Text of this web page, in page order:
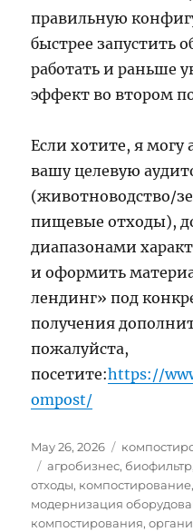
правильную
быстрее запустить
работать и раньше
эффект во втором
Если хотите, я могу
вашу целевую
(животноводство/
пищевые отходы),
диапазонами
и оформить
лендинг» под
получения
пожалуйста,
посетите:https://
ompost/
Posted
on
May 26, 2026 Categories
Tags
агробизнес, биофильтр
отходы, компостирование,
модернизация
компостирования,